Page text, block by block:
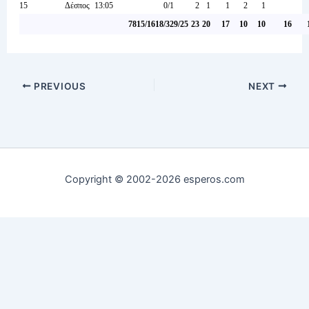
15
Δέσπος 13:05 0/1 2 1 1 2
1
7815/1618/329/25 23 20 17 10 10 16
PREVIOUS NEXT
Copyright © 2002-2026 esperos.com